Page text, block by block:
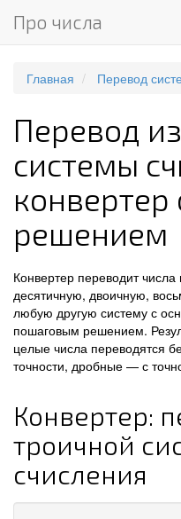
Про числа
Главная Перевод
Перевод
системы
конвертер
решением
Конвертер переводит
десятичную, двоичную,
любую другую систему с
пошаговым решением.
целые числа переводятся
точности, дробные — с
Конвертер:
троичной
счисления